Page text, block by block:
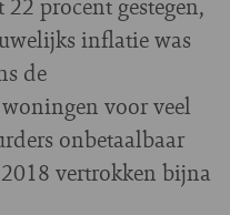
inflatie was
de
voor veel
onbetaalbaar
vertrokken bijna